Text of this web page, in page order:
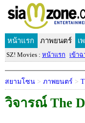
หน้าแรก ภาพยนตร์ เ
SZ! Movies : หน้าแรก เข้า
สยามโซน > ภาพยนตร์ >
วิจารณ์ The